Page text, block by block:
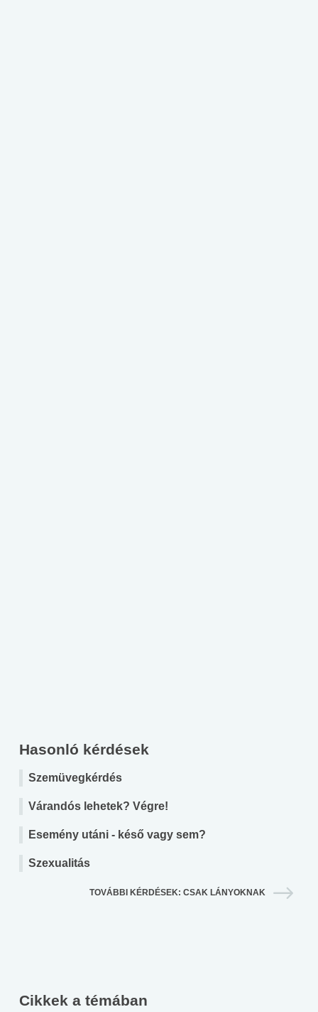
Hasonló kérdések
Szemüvegkérdés
Várandós lehetek? Végre!
Esemény utáni - késő vagy sem?
Szexualitás
TOVÁBBI KÉRDÉSEK: CSAK LÁNYOKNAK
Cikkek a témában